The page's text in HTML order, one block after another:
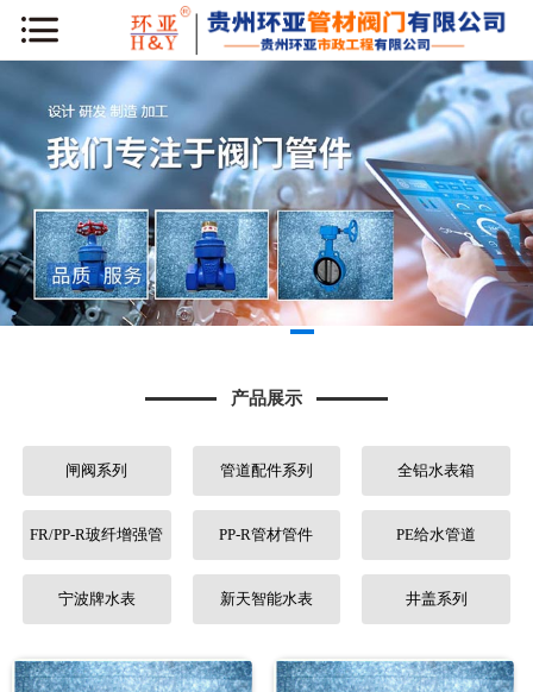
产品展示
闸阀系列 管道配件系列 全铝水表箱
FR/PP-R玻纤增强管 PP-R管材管件 PE给水管道
宁波牌水表 新天智能水表 井盖系列
公司简介
新闻动态
产品展示
工程案例
荣誉资质
行业知识
联系我们